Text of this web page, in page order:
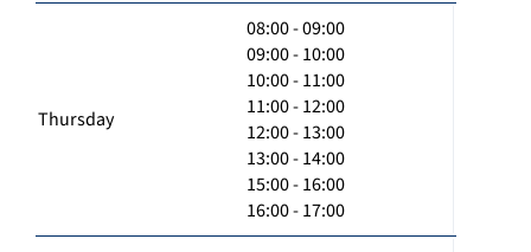
Thursday
08:00 - 09:00
09:00 - 10:00
10:00 - 11:00
11:00 - 12:00
12:00 - 13:00
13:00 - 14:00
15:00 - 16:00
16:00 - 17:00